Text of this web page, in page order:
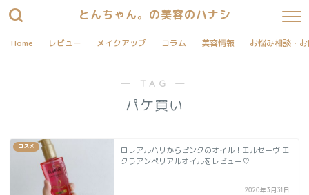
とんちゃん。の美容のハナシ
Home レビュー メイクアップ コラム 美容情報 お悩み相談・
― TAG ―
パケ買い
コスメ
ロレアルパリからピンクのオイル！エルセーヴ エ
クラアンペリアルオイルをレビュー♡
2020年3月31日